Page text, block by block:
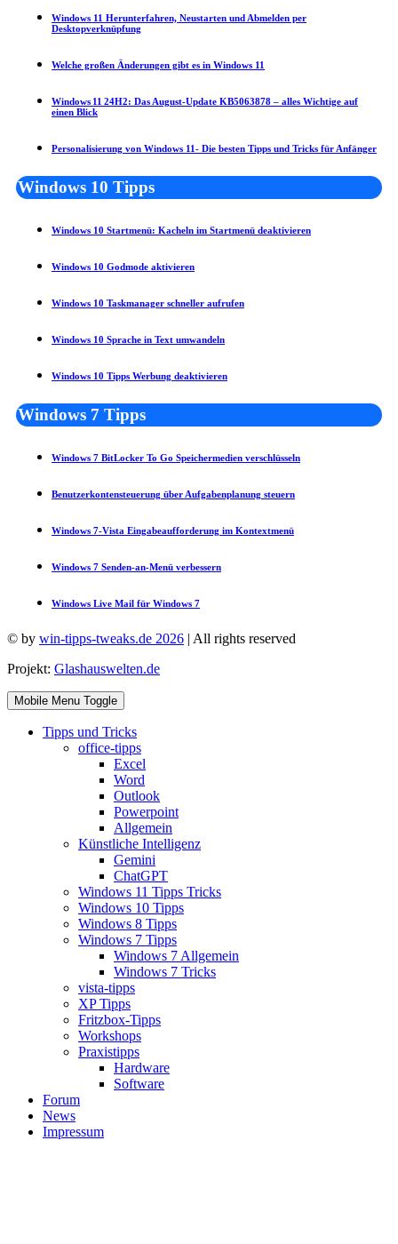
Windows 11 Herunterfahren, Neustarten und Abmelden per
Desktopverknüpfung
Welche großen Änderungen gibt es in Windows 11
Windows 11 24H2: Das August‑Update KB5063878 – alles Wichtige auf
einen Blick
Personalisierung von Windows 11- Die besten Tipps und Tricks für Anfänger
Windows 10 Tipps
Windows 10 Startmenü: Kacheln im Startmenü deaktivieren
Windows 10 Godmode aktivieren
Windows 10 Taskmanager schneller aufrufen
Windows 10 Sprache in Text umwandeln
Windows 10 Tipps Werbung deaktivieren
Windows 7 Tipps
Windows 7 BitLocker To Go Speichermedien verschlüsseln
Benutzerkontensteuerung über Aufgabenplanung steuern
Windows 7-Vista Eingabeaufforderung im Kontextmenü
Windows 7 Senden-an-Menü verbessern
Windows Live Mail für Windows 7
© by win-tipps-tweaks.de 2026 | All rights reserved
Projekt: Glashauswelten.de
Mobile Menu Toggle
Tipps und Tricks
office-tipps
Excel
Word
Outlook
Powerpoint
Allgemein
Künstliche Intelligenz
Gemini
ChatGPT
Windows 11 Tipps Tricks
Windows 10 Tipps
Windows 8 Tipps
Windows 7 Tipps
Windows 7 Allgemein
Windows 7 Tricks
vista-tipps
XP Tipps
Fritzbox-Tipps
Workshops
Praxistipps
Hardware
Software
Forum
News
Impressum